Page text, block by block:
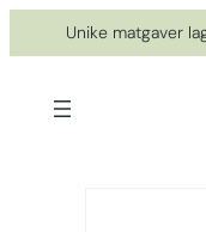
til
Unike matgaver